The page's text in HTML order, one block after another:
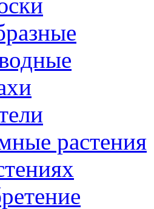
растения